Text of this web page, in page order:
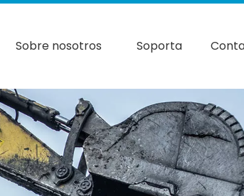
Sobre nosotros Soporta